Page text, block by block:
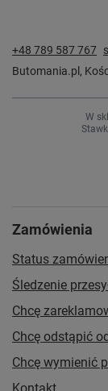
+48 789 587 767
Butomania.pl ,
W
Zamówienia
Status
Śledzenie
Chcę
Chcę odstąpić
Chcę wymienić